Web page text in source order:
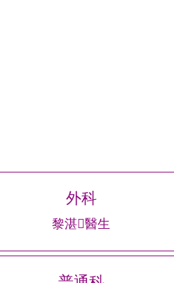
外科
黎湛醫生